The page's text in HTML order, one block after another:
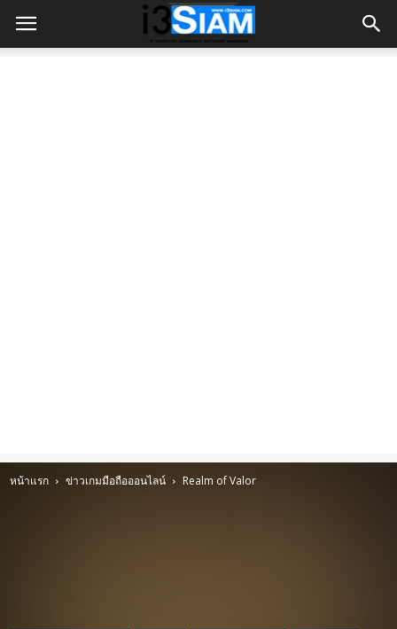
หน้าแรก ข่าวเกมมือถือออนไลน์ Realm of Valor